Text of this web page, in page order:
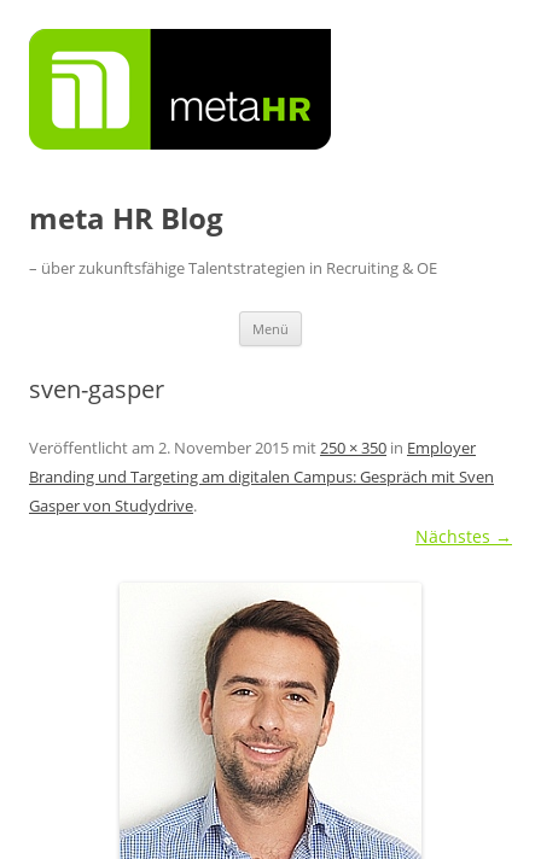
Inhalt
springen
meta HR Blog
– über zukunftsfähige Talentstrategien in Recruiting & OE
Menü
sven-gasper
Veröffentlicht am 2. November 2015 mit250 × 350 in Employer
Branding und Targeting am digitalen Campus: Gespräch mit Sven
Gasper von Studydrive.
Nächstes →